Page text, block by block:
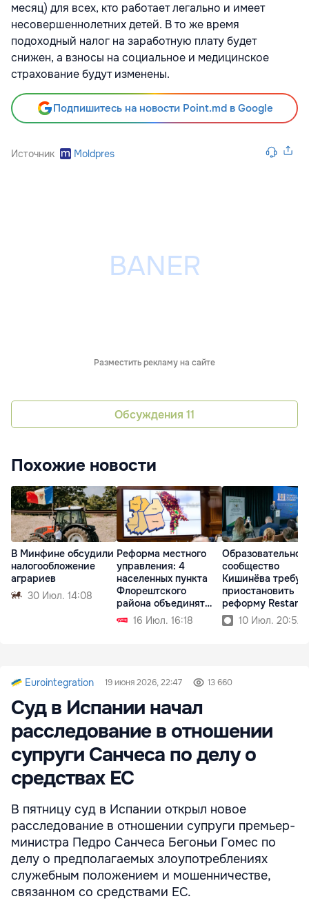
месяц) для всех, кто работает легально и имеет
несовершеннолетних детей. В то же время
подоходный налог на заработную плату будет
снижен, а взносы на социальное и медицинское
страхование будут изменены.
Подпишитесь на новости Point.md в Google
Источник Moldpres
Разместить рекламу на сайте
Обсуждения 11
Похожие новости
В Минфине обсудили
налогообложение
аграриев
30 Июл. 14:08
Реформа местного
управления: 4
населенных пункта
Флорештского
района объединят
мэрии16 Июл. 16:18
Образовательное
сообщество
Кишинёва
приостановить
реформу Restart
10 Июл. 20:52
Eurointegration 19 июня 2026, 22:47 13 660
Суд в Испании начал
расследование в отношении
супруги Санчеса по делу о
средствах ЕС
В пятницу суд в Испании открыл новое
расследование в отношении супруги премьер-
министра Педро Санчеса Бегоньи Гомес по
делу о предполагаемых злоупотреблениях
служебным положением и мошенничестве,
связанном со средствами ЕС.